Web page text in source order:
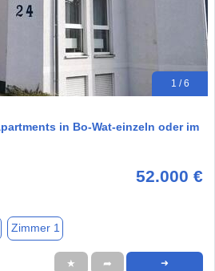
1 / 6
in Bo-Wat-einzeln oder im
52.000 €
Zimmer 1
★ ➦ ➜